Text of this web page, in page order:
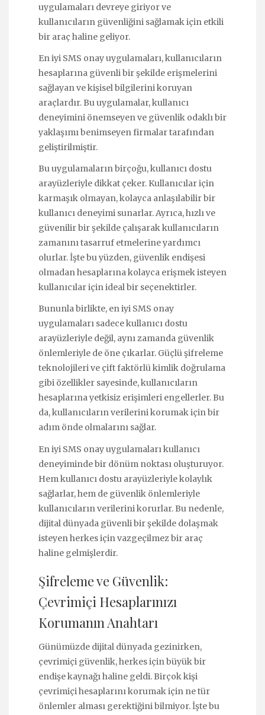
uygulamaları devreye giriyor ve
kullanıcıların güvenliğini sağlamak için etkili
bir araç haline geliyor.
En iyi SMS onay uygulamaları, kullanıcıların
hesaplarına güvenli bir şekilde erişmelerini
sağlayan ve kişisel bilgilerini koruyan
araçlardır. Bu uygulamalar, kullanıcı
deneyimini önemseyen ve güvenlik odaklı bir
yaklaşımı benimseyen firmalar tarafından
geliştirilmiştir.
Bu uygulamaların birçoğu, kullanıcı dostu
arayüzleriyle dikkat çeker. Kullanıcılar için
karmaşık olmayan, kolayca anlaşılabilir bir
kullanıcı deneyimi sunarlar. Ayrıca, hızlı ve
güvenilir bir şekilde çalışarak kullanıcıların
zamanını tasarruf etmelerine yardımcı
olurlar. İşte bu yüzden, güvenlik endişesi
olmadan hesaplarına kolayca erişmek isteyen
kullanıcılar için ideal bir seçenektirler.
Bununla birlikte, en iyi SMS onay
uygulamaları sadece kullanıcı dostu
arayüzleriyle değil, aynı zamanda güvenlik
önlemleriyle de öne çıkarlar. Güçlü şifreleme
teknolojileri ve çift faktörlü kimlik doğrulama
gibi özellikler sayesinde, kullanıcıların
hesaplarına yetkisiz erişimleri engellerler. Bu
da, kullanıcıların verilerini korumak için bir
adım önde olmalarını sağlar.
En iyi SMS onay uygulamaları kullanıcı
deneyiminde bir dönüm noktası oluşturuyor.
Hem kullanıcı dostu arayüzleriyle kolaylık
sağlarlar, hem de güvenlik önlemleriyle
kullanıcıların verilerini korurlar. Bu nedenle,
dijital dünyada güvenli bir şekilde dolaşmak
isteyen herkes için vazgeçilmez bir araç
haline gelmişlerdir.
Şifreleme ve Güvenlik:
Çevrimiçi Hesaplarınızı
Korumanın Anahtarı
Günümüzde dijital dünyada gezinirken,
çevrimiçi güvenlik, herkes için büyük bir
endişe kaynağı haline geldi. Birçok kişi
çevrimiçi hesaplarını korumak için ne tür
önlemler alması gerektiğini bilmiyor. İşte bu